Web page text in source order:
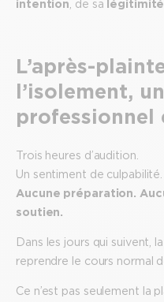
intention , de sa légitimité
L’après-
l’isolement,
professionnel
Trois heures d’audition.
Un sentiment de culpabilité.
Aucune préparation.
soutien.
Dans les jours qui suivent,
reprendre le cours normal
Ce n’est pas seulement la